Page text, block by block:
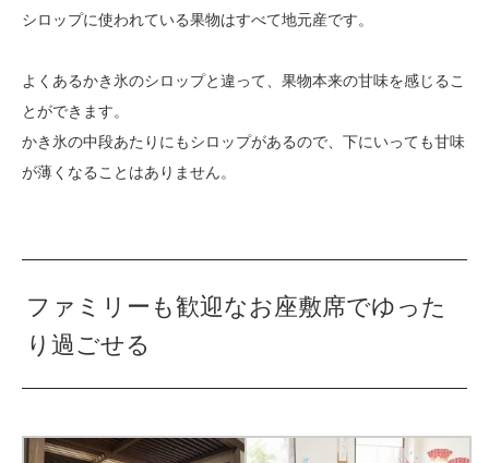
シロップに使われている果物はすべて地元産です。
よくあるかき氷のシロップと違って、果物本来の甘味を感じるこ
とができます。
かき氷の中段あたりにもシロップがあるので、下にいっても甘味
が薄くなることはありません。
ファミリーも歓迎なお座敷席でゆった
り過ごせる